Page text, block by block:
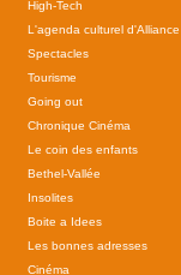
High-Tech
L'agenda culturel d'Alliance
Spectacles
Tourisme
Going out
Chronique Cinéma
Le coin des enfants
Bethel-Vallée
Insolites
Boite a Idees
Les bonnes adresses
Cinéma